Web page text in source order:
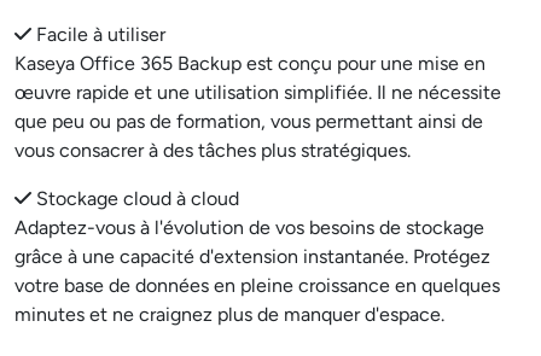
Facile à utiliser
Kaseya Office 365 Backup est conçu pour une mise en
œuvre rapide et une utilisation simplifiée. Il ne nécessite
que peu ou pas de formation, vous permettant ainsi de
vous consacrer à des tâches plus stratégiques.
Stockage cloud à cloud
Adaptez-vous à l'évolution de vos besoins de stockage
grâce à une capacité d'extension instantanée. Protégez
votre base de données en pleine croissance en quelques
minutes et ne craignez plus de manquer d'espace.